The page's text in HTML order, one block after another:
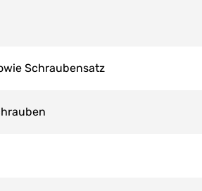
Schraubensatz